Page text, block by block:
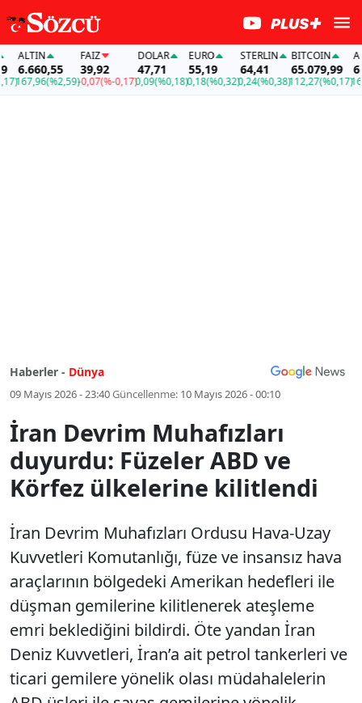
ALTIN
6.660,55
167,96(%2,59)
FAİZ
39,92
-0,07(%-0,17)
DOLAR
47,71
0,09(%0,18)
EURO
55,19
0,18(%0,32)
STERLIN
64,41
0,24(%0,38)
BITCOIN
65.079,99
112,27(%0,17)
Haberler - Dünya
09 Mayıs 2026 - 23:40Güncellenme: 10 Mayıs 2026 - 00:10
İran Devrim Muhafızları
duyurdu: Füzeler ABD ve
Körfez ülkelerine kilitlendi
İran Devrim Muhafızları Ordusu Hava-Uzay
Kuvvetleri Komutanlığı, füze ve insansız hava
araçlarının bölgedeki Amerikan hedefleri ile
düşman gemilerine kilitlenerek ateşleme
emri beklediğini bildirdi. Öte yandan İran
Deniz Kuvvetleri, İran’a ait petrol tankerleri ve
ticari gemilere yönelik olası müdahalelerin